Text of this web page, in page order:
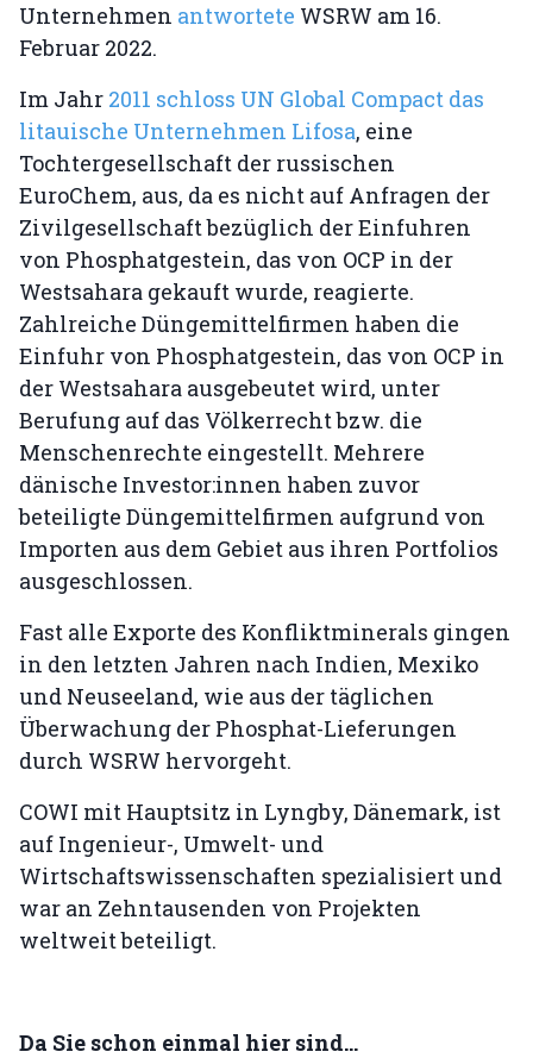
Unternehmen antwortete WSRW am 16.
Februar 2022.
Im Jahr 2011 schloss UN Global Compact das
litauische Unternehmen Lifosa, eine
Tochtergesellschaft der russischen
EuroChem, aus, da es nicht auf Anfragen der
Zivilgesellschaft bezüglich der Einfuhren
von Phosphatgestein, das von OCP in der
Westsahara gekauft wurde, reagierte.
Zahlreiche Düngemittelfirmen haben die
Einfuhr von Phosphatgestein, das von OCP in
der Westsahara ausgebeutet wird, unter
Berufung auf das Völkerrecht bzw. die
Menschenrechte eingestellt. Mehrere
dänische Investor:innen haben zuvor
beteiligte Düngemittelfirmen aufgrund von
Importen aus dem Gebiet aus ihren Portfolios
ausgeschlossen.
Fast alle Exporte des Konfliktminerals gingen
in den letzten Jahren nach Indien, Mexiko
und Neuseeland, wie aus der täglichen
Überwachung der Phosphat-Lieferungen
durch WSRW hervorgeht.
COWI mit Hauptsitz in Lyngby, Dänemark, ist
auf Ingenieur-, Umwelt- und
Wirtschaftswissenschaften spezialisiert und
war an Zehntausenden von Projekten
weltweit beteiligt.
Da Sie schon einmal hier sind...